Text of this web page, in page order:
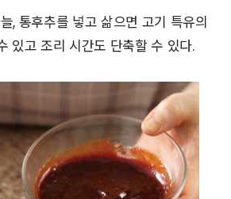
, 통후추를 넣고 삶으면 고기 특유의
있고 조리 시간도 단축할 수 있다.